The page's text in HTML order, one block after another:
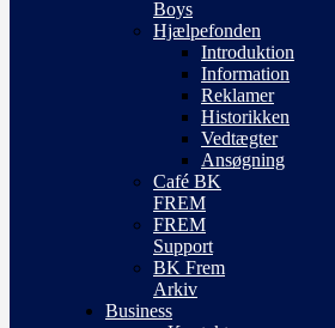
Boys
Hjælpefonden
Introduktion
Information
Reklamer
Historikken
Vedtægter
Ansøgning
Café BK
FREM
FREM
Support
BK Frem
Arkiv
Business